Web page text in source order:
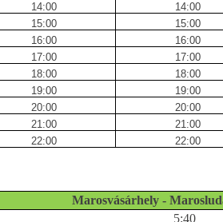
14:00
14:00
15:00
15:00
16:00
16:00
17:00
17:00
18:00
18:00
19:00
19:00
20:00
20:00
21:00
21:00
22:00
22:00
Marosvásárhely -
5:40